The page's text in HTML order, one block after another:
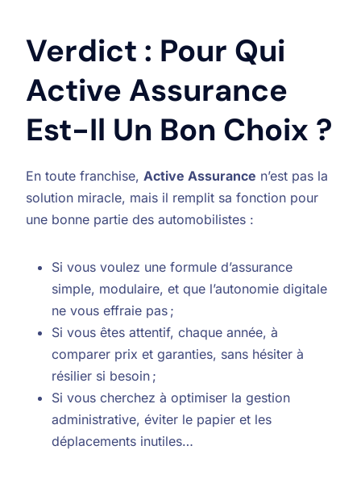
Verdict : Pour Qui
Active Assurance
Est-Il Un Bon Choix ?
En toute franchise, Active Assurance n’est pas la
solution miracle, mais il remplit sa fonction pour
une bonne partie des automobilistes :
Si vous voulez une formule d’assurance
simple, modulaire, et que l’autonomie digitale
ne vous effraie pas ;
Si vous êtes attentif, chaque année, à
comparer prix et garanties, sans hésiter à
résilier si besoin ;
Si vous cherchez à optimiser la gestion
administrative, éviter le papier et les
déplacements inutiles…